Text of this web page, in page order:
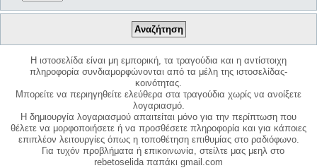
Η ιστοσελίδα είναι μη εμπορική, τα τραγούδια και η αντίστοιχη
πληροφορία συνδιαμορφώνονται από τα μέλη της ιστοσελίδας-
κοινότητας.
Μπορείτε να περιηγηθείτε ελεύθερα στα τραγούδια χωρίς να ανοίξετε
λογαριασμό.
Η δημιουργία λογαριασμού απαιτείται μόνο για την περίπτωση που
θέλετε να μορφοποιήσετε ή να προσθέσετε πληροφορία και για κάποιες
επιπλέον λειτουργίες όπως η τοποθέτηση επιθυμίας στο ραδιόφωνο.
Για τυχόν προβλήματα ή επικοινωνία, στείλτε μας μεηλ στο
rebetoselida παπάκι gmail.com